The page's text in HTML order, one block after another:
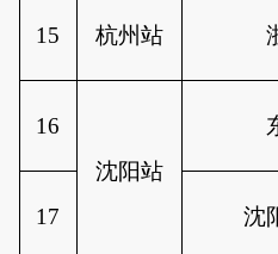
15 杭州站
16
沈阳站
17 沈